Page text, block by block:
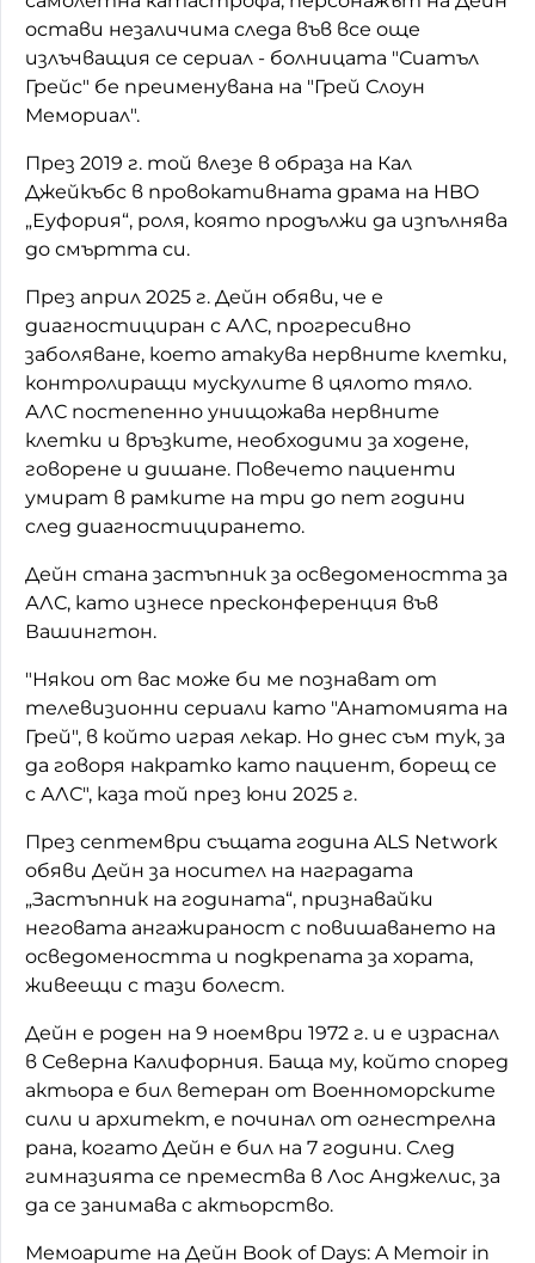
остави незаличима следа във все още
излъчващия се сериал - болницата "Сиатъл
Грейс" бе преименувана на "Грей Слоун
Мемориал".
През 2019 г. той влезе в образа на Кал
Джейкъбс в провокативната драма на HBO
„Еуфория“, роля, която продължи да изпълнява
до смъртта си.
През април 2025 г. Дейн обяви, че е
диагностициран с АЛС, прогресивно
заболяване, което атакува нервните клетки,
контролиращи мускулите в цялото тяло.
АЛС постепенно унищожава нервните
клетки и връзките, необходими за ходене,
говорене и дишане. Повечето пациенти
умират в рамките на три до пет години
след диагностицирането.
Дейн стана застъпник за осведомеността за
АЛС, като изнесе пресконференция във
Вашингтон.
"Някои от вас може би ме познават от
телевизионни сериали като "Анатомията на
Грей", в който играя лекар. Но днес съм тук, за
да говоря накратко като пациент, борещ се
с АЛС", каза той през юни 2025 г.
През септември същата година ALS Network
обяви Дейн за носител на наградата
„Застъпник на годината“, признавайки
неговата ангажираност с повишаването на
осведомеността и подкрепата за хората,
живеещи с тази болест.
Дейн е роден на 9 ноември 1972 г. и е израснал
в Северна Калифорния. Баща му, който според
актьора е бил ветеран от Военноморските
сили и архитект, е починал от огнестрелна
рана, когато Дейн е бил на 7 години. След
гимназията се премества в Лос Анджелис, за
да се занимава с актьорство.
Мемоарите на Дейн Book of Days: A Memoir in